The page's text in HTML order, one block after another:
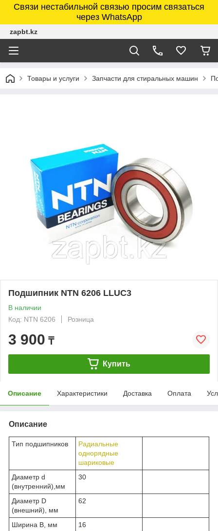
Связи нестабильной связью просим связаться
через WhatsApp
zapbt.kz
Товары и услуги Запчасти для стиральных машин
Подшипник NTN 6206 LLUC3
В наличии
Код: NTN 6206
Розница
3 900 ₸
Купить
Описание Характеристики Доставка Оплата
Описание
Тип подшипников
Радиальные
однорядные
шариковые
Диаметр d
(внутренний),мм
30
Диаметр D
(внешний), мм
62
Ширина B, мм
16